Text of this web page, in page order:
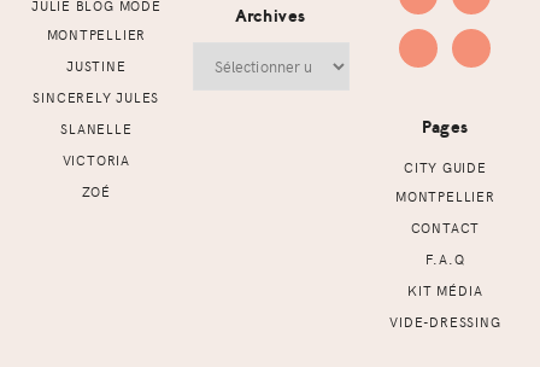
JULIE BLOG MODE
MONTPELLIER
JUSTINE
SINCERELY JULES
SLANELLE
VICTORIA
ZOÉ
Archives
Pages
CITY GUIDE
MONTPELLIER
CONTACT
F.A.Q
KIT MÉDIA
VIDE-DRESSING